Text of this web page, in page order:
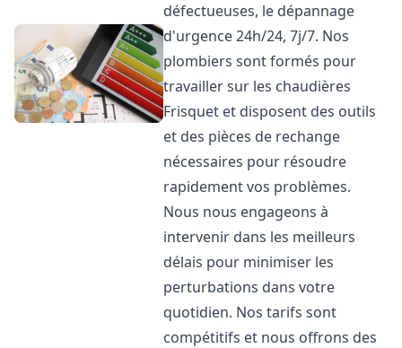
défectueuses, le dépannage
d'urgence 24h/24, 7j/7. Nos
plombiers sont formés pour
travailler sur les chaudières
Frisquet et disposent des outils
et des pièces de rechange
nécessaires pour résoudre
rapidement vos problèmes.
Nous nous engageons à
intervenir dans les meilleurs
délais pour minimiser les
perturbations dans votre
quotidien. Nos tarifs sont
compétitifs et nous offrons des